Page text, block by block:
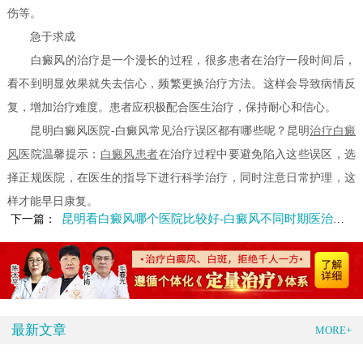
伤等。
急于求成
白癜风的治疗是一个漫长的过程，很多患者在治疗一段时间后，
看不到明显效果就失去信心，频繁更换治疗方法。这样会导致病情反
复，增加治疗难度。患者应积极配合医生治疗，保持耐心和信心。
昆明白癜风医院-白癜风常见治疗误区都有哪些呢？昆明治疗白癜
风 医院温馨提示： 白癜风患者在治疗过程中要避免陷入这些误区，选
择正规医院，在医生的指导下进行科学治疗，同时注意日常护理，这
样才能早日康复。
下一篇：
昆明看白癜风哪个医院比较好-白癜风不同时期医治有什么不同
最新文章 MORE+